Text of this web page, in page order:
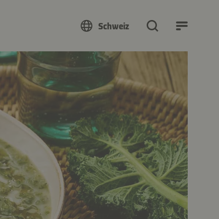
Schweiz